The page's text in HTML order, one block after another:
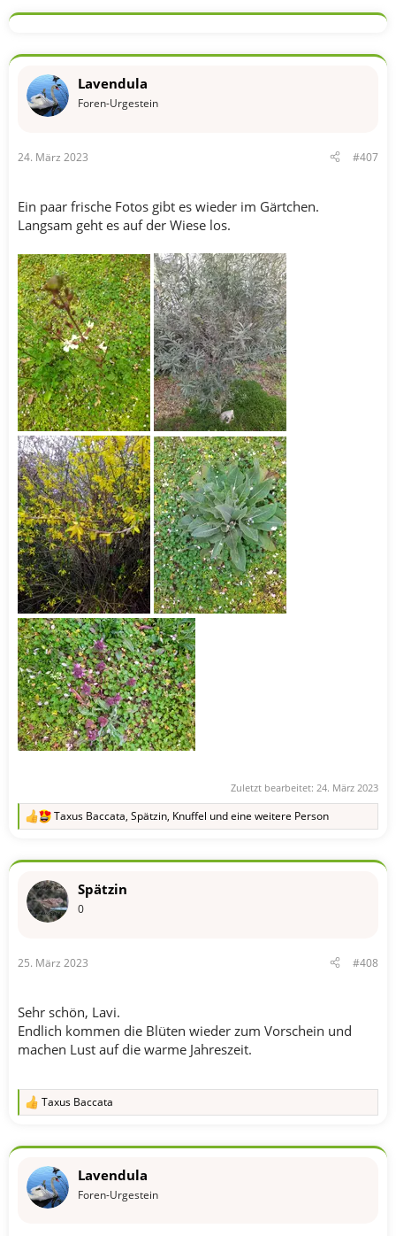
Lavendula
Foren-Urgestein
24. März 2023 #407
Ein paar frische Fotos gibt es wieder im Gärtchen.
Langsam geht es auf der Wiese los.
Zuletzt bearbeitet: 24. März 2023
R
k
o
:
Taxus Baccata, Spätzin, Knuffel und eine weitere Person
Spätzin
0
25. März 2023 #408
Sehr schön, Lavi.
Endlich kommen die Blüten wieder zum Vorschein und
machen Lust auf die warme Jahreszeit.
R
k
o
Taxus Baccata
Lavendula
Foren-Urgestein